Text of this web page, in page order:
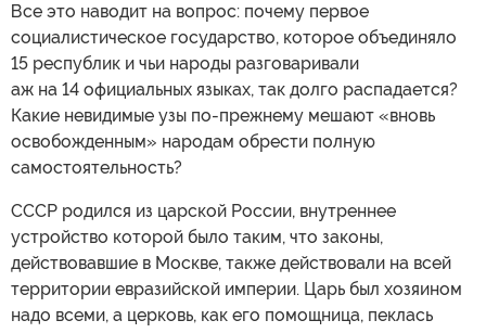
Все это наводит на вопрос: почему первое
социалистическое государство, которое объединяло
15 республик и чьи народы разговаривали
аж на 14 официальных языках, так долго распадается?
Какие невидимые узы по-прежнему мешают «вновь
освобожденным» народам обрести полную
самостоятельность?
СССР родился из царской России, внутреннее
устройство которой было таким, что законы,
действовавшие в Москве, также действовали на всей
территории евразийской империи. Царь был хозяином
надо всеми, а церковь, как его помощница, пеклась